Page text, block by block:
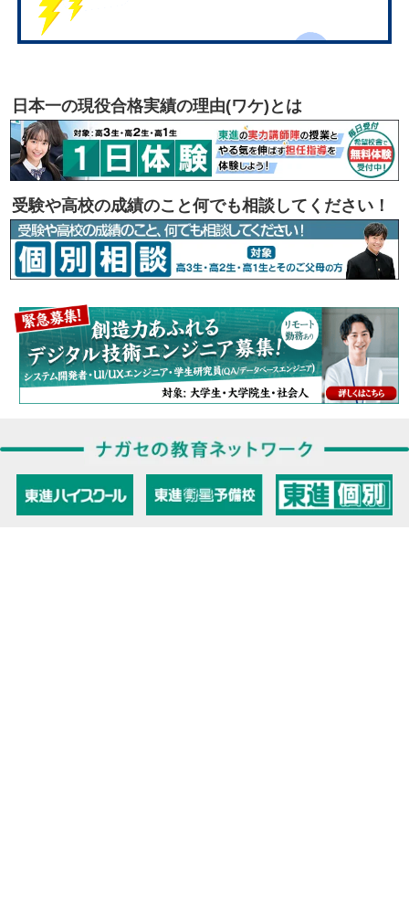
日本一の現役合格実績の理由(ワケ)とは
受験や高校の成績のこと何でも相談してください！